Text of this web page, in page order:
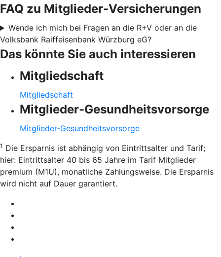
FAQ zu Mitglieder-Versicherungen
Wende ich mich bei Fragen an die R+V oder an die
Volksbank Raiffeisenbank Würzburg eG?
Das könnte Sie auch interessieren
Mitgliedschaft
Mitgliedschaft
Mitglieder-Gesundheitsvorsorge
Mitglieder-Gesundheitsvorsorge
1 Die Ersparnis ist abhängig von Eintrittsalter und Tarif;
hier: Eintrittsalter 40 bis 65 Jahre im Tarif Mitglieder
premium (M1U), monatliche Zahlungsweise. Die Ersparnis
wird nicht auf Dauer garantiert.